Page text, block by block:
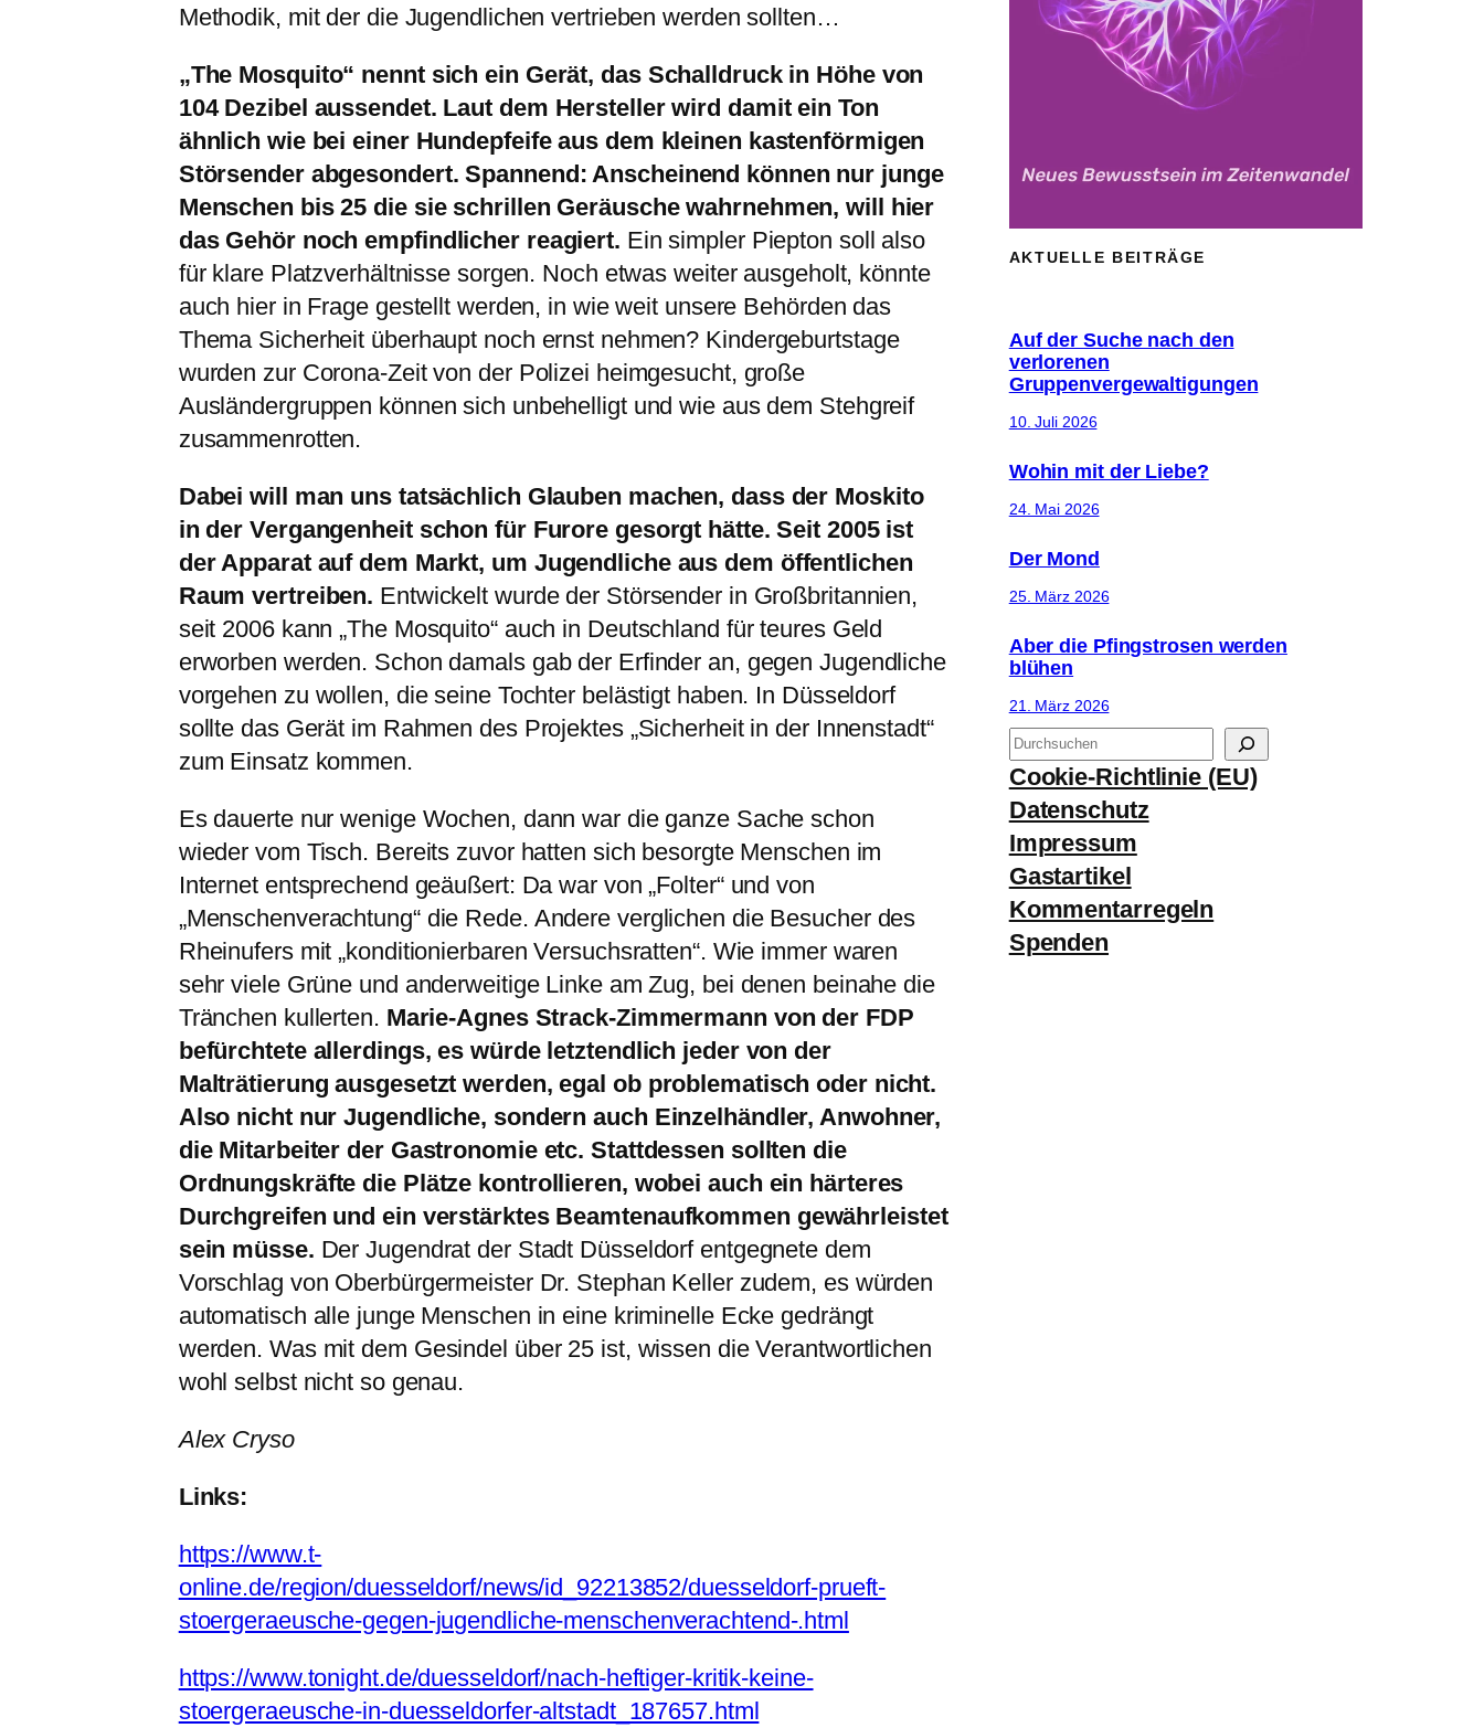
Methodik, mit der die Jugendlichen vertrieben werden sollten…
„The Mosquito“ nennt sich ein Gerät, das Schalldruck in Höhe von
104 Dezibel aussendet. Laut dem Hersteller wird damit ein Ton
ähnlich wie bei einer Hundepfeife aus dem kleinen kastenförmigen
Störsender abgesondert. Spannend: Anscheinend können nur junge
Menschen bis 25 die sie schrillen Geräusche wahrnehmen, will hier
das Gehör noch empfindlicher reagiert. Ein simpler Piepton soll also
für klare Platzverhältnisse sorgen. Noch etwas weiter ausgeholt, könnte
auch hier in Frage gestellt werden, in wie weit unsere Behörden das
Thema Sicherheit überhaupt noch ernst nehmen? Kindergeburtstage
wurden zur Corona-Zeit von der Polizei heimgesucht, große
Ausländergruppen können sich unbehelligt und wie aus dem Stehgreif
zusammenrotten.
Dabei will man uns tatsächlich Glauben machen, dass der Moskito
in der Vergangenheit schon für Furore gesorgt hätte. Seit 2005 ist
der Apparat auf dem Markt, um Jugendliche aus dem öffentlichen
Raum vertreiben. Entwickelt wurde der Störsender in Großbritannien,
seit 2006 kann „The Mosquito“ auch in Deutschland für teures Geld
erworben werden. Schon damals gab der Erfinder an, gegen Jugendliche
vorgehen zu wollen, die seine Tochter belästigt haben. In Düsseldorf
sollte das Gerät im Rahmen des Projektes „Sicherheit in der Innenstadt“
zum Einsatz kommen.
Es dauerte nur wenige Wochen, dann war die ganze Sache schon
wieder vom Tisch. Bereits zuvor hatten sich besorgte Menschen im
Internet entsprechend geäußert: Da war von „Folter“ und von
„Menschenverachtung“ die Rede. Andere verglichen die Besucher des
Rheinufers mit „konditionierbaren Versuchsratten“. Wie immer waren
sehr viele Grüne und anderweitige Linke am Zug, bei denen beinahe die
Tränchen kullerten. Marie-Agnes Strack-Zimmermann von der FDP
befürchtete allerdings, es würde letztendlich jeder von der
Malträtierung ausgesetzt werden, egal ob problematisch oder nicht.
Also nicht nur Jugendliche, sondern auch Einzelhändler, Anwohner,
die Mitarbeiter der Gastronomie etc. Stattdessen sollten die
Ordnungskräfte die Plätze kontrollieren, wobei auch ein härteres
Durchgreifen und ein verstärktes Beamtenaufkommen gewährleistet
sein müsse. Der Jugendrat der Stadt Düsseldorf entgegnete dem
Vorschlag von Oberbürgermeister Dr. Stephan Keller zudem, es würden
automatisch alle junge Menschen in eine kriminelle Ecke gedrängt
werden. Was mit dem Gesindel über 25 ist, wissen die Verantwortlichen
wohl selbst nicht so genau.
Alex Cryso
Links:
https://www.t-
online.de/region/duesseldorf/news/id_92213852/duesseldorf-prueft-
stoergeraeusche-gegen-jugendliche-menschenverachtend-.html
https://www.tonight.de/duesseldorf/nach-heftiger-kritik-keine-
stoergeraeusche-in-duesseldorfer-altstadt_187657.html
AKTUELLE BEITRÄGE
Auf der Suche nach den
verlorenen
Gruppenvergewaltigungen
10. Juli 2026
Wohin mit der Liebe?
24. Mai 2026
Der Mond
25. März 2026
Aber die Pfingstrosen werden
blühen
21. März 2026
S
u
c
h
e
n
Cookie-Richtlinie (EU)
Datenschutz
Impressum
Gastartikel
Kommentarregeln
Spenden